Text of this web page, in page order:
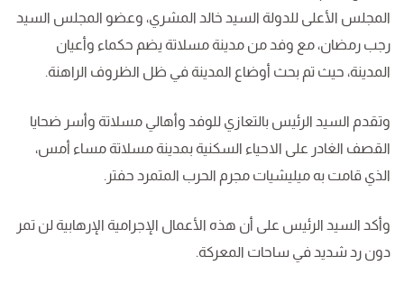
المجلس الأعلى للدولة السيد خالد المشري، وعضو المجلس السيد
رجب رمضان، مع وفد من مدينة مسلاتة يضم حكماء وأعيان
المدينة، حيث تم بحث أوضاع المدينة في ظل الظروف الراهنة.
وتقدم السيد الرئيس بالتعازي للوفد وأهالي مسلاتة وأسر ضحايا
القصف الغادر على الاحياء السكنية بمدينة مسلاتة مساء أمس،
الذي قامت به ميليشيات مجرم الحرب المتمرد حفتر.
وأكد السيد الرئيس على أن هذه الأعمال الإجرامية الإرهابية لن تمر
دون رد شديد في ساحات المعركة.